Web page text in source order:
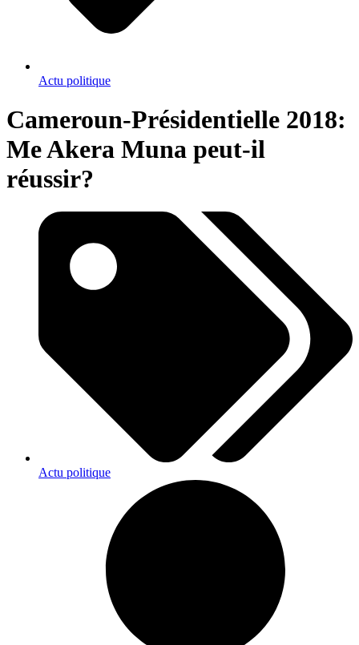
Actu politique
Cameroun-Présidentielle 2018:
Me Akera Muna peut-il
réussir?
Actu politique